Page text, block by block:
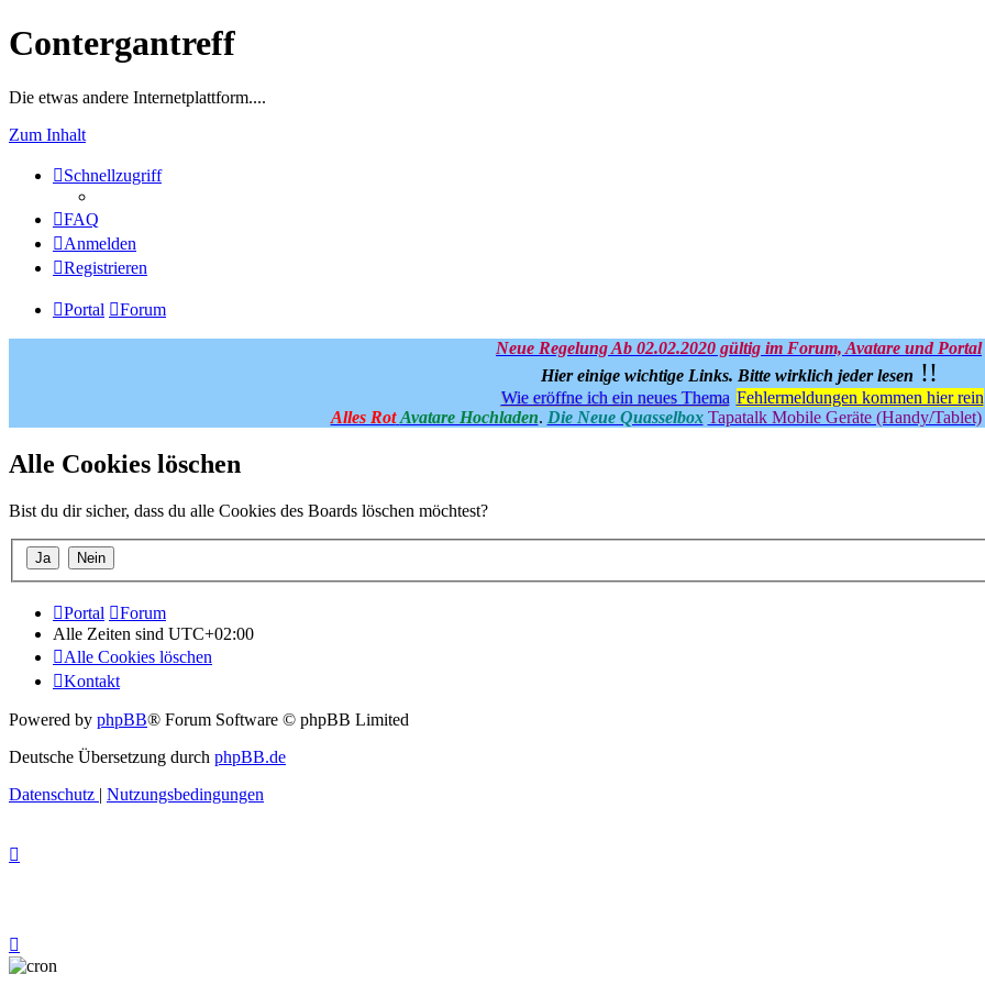
Contergantreff
Die etwas andere Internetplattform....
Zum Inhalt
Schnellzugriff
FAQ
Anmelden
Registrieren
Portal Forum
Neue Regelung Ab 02.02.2020 gültig im Forum, Avatare und Portal
Hier einige wichtige Links. Bitte wirklich jeder lesen !!
Wie eröffne ich ein neues Thema Fehlermeldungen kommen hier rein
Alles Rot Avatare Hochladen. Die Neue Quasselbox Tapatalk Mobile Geräte (Handy/Tablet)
Alle Cookies löschen
Bist du dir sicher, dass du alle Cookies des Boards löschen möchtest?
Portal
Forum
Alle Zeiten sind UTC+02:00
Alle Cookies löschen
Kontakt
Powered by phpBB® Forum Software © phpBB Limited
Deutsche Übersetzung durch phpBB.de
Datenschutz | Nutzungsbedingungen